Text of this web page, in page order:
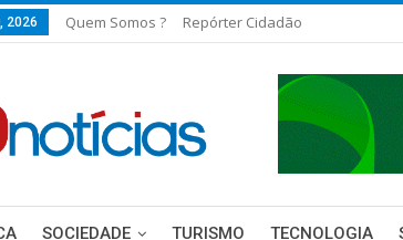
2026 Quem Somos ? Repórter Cidadão
SOCIEDADE TURISMO TECNOLOGIA